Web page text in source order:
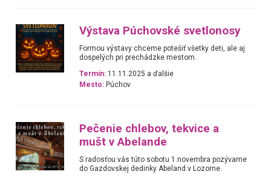
Výstava Púchovské svetlonosy
Formou výstavy chceme potešiť všetky deti, ale aj
dospelých pri prechádzke mestom.
Termín: 11.11.2025 a ďalšie
Mesto: Púchov
Pečenie chlebov, tekvice a
mušt v Abelande
S radosťou vás túto sobotu 1.novembra pozývame
do Gazdovskej dedinky Abeland v Lozorne.